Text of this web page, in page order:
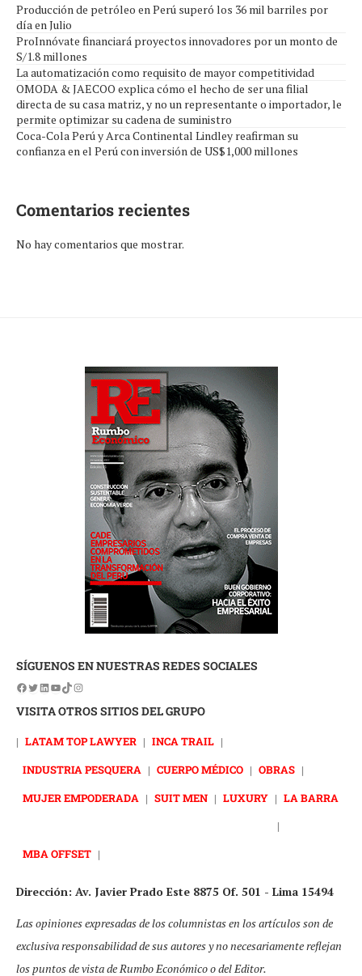
Producción de petróleo en Perú superó los 36 mil barriles por
día en Julio
ProInnóvate financiará proyectos innovadores por un monto de
S/1.8 millones
La automatización como requisito de mayor competitividad
OMODA & JAECOO explica cómo el hecho de ser una filial
directa de su casa matriz, y no un representante o importador, le
permite optimizar su cadena de suministro
Coca-Cola Perú y Arca Continental Lindley reafirman su
confianza en el Perú con inversión de US$1,000 millones
Comentarios recientes
No hay comentarios que mostrar.
SÍGUENOS EN NUESTRAS REDES SOCIALES
VISITA OTROS SITIOS DEL GRUPO
| LATAM TOP LAWYER | INCA TRAIL |
INDUSTRIA PESQUERA | CUERPO MÉDICO | OBRAS |
MUJER EMPODERADA | SUIT MEN | LUXURY | LA BARRA
|
MBA OFFSET |
Dirección: Av. Javier Prado Este 8875 Of. 501 - Lima 15494
Las opiniones expresadas de los columnistas en los artículos son de
exclusiva responsabilidad de sus autores y no necesariamente reflejan
los puntos de vista de Rumbo Económico o del Editor.